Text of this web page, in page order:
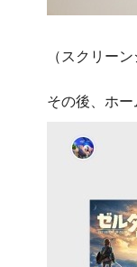
（スクリー
その後、ホ